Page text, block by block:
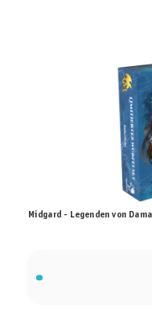
Midgard - Legenden von